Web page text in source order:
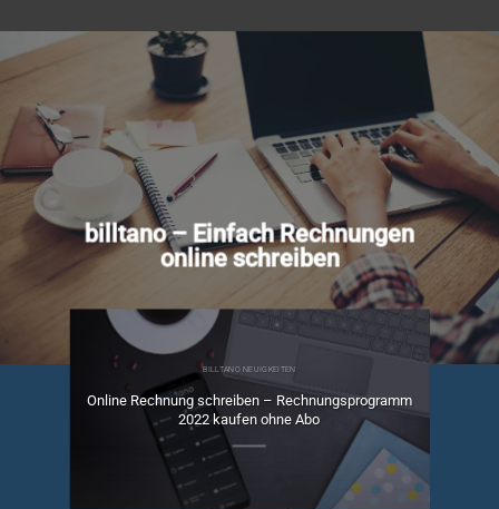
billtano – Einfach Rechnungen
online schreiben
BILLTANO NEUIGKEITEN
Online Rechnung schreiben – Rechnungsprogramm
2022 kaufen ohne Abo